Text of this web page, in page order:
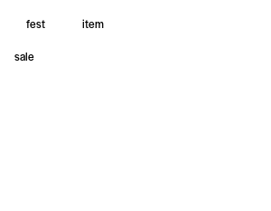
fest
item
sale